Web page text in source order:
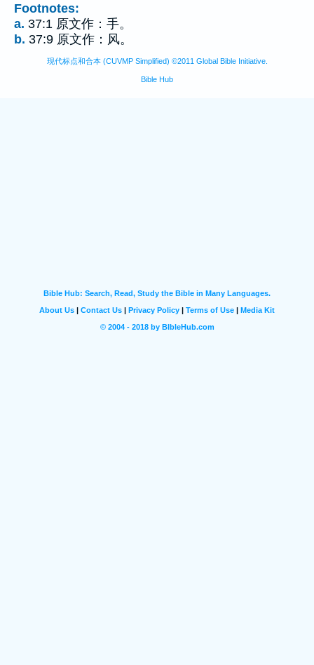
Footnotes:
a. 37:1 原文作：手。
b. 37:9 原文作：风。
现代标点和合本 (CUVMP Simplified) ©2011 Global Bible Initiative.
Bible Hub